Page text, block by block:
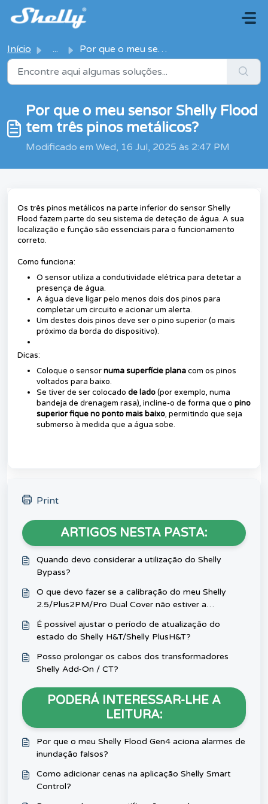
Avançar para o conteúdo principal
Início ... Por que o meu sensor Shelly Flood tem três pinos metálicos?
Por que o meu sensor Shelly Flood
tem três pinos metálicos?
Modificado em Wed, 16 Jul, 2025 às 2:47 PM
Os três pinos metálicos na parte inferior do sensor Shelly
Flood fazem parte do seu sistema de deteção de água. A sua
localização e função são essenciais para o funcionamento
correto.
Como funciona:
O sensor utiliza a condutividade elétrica para detetar a
presença de água.
A água deve ligar pelo menos dois dos pinos para
completar um circuito e acionar um alerta.
Um destes dois pinos deve ser o pino superior (o mais
próximo da borda do dispositivo).
Dicas:
Coloque o sensornuma superfície planacom os pinos
voltados para baixo.
Se tiver de ser colocado de lado(por exemplo, numa
bandeja de drenagem rasa), incline-o de forma que o pino
superior fique no ponto mais baixo, permitindo que seja
submerso à medida que a água sobe.
Print
ARTIGOS NESTA PASTA:
Quando devo considerar a utilização do Shelly
Bypass?
O que devo fazer se a calibração do meu Shelly
2.5/Plus2PM/Pro Dual Cover não estiver a
É possível ajustar o período de atualização do
estado do Shelly H&T/Shelly PlusH&T?
Posso prolongar os cabos dos transformadores
Shelly Add-On / CT?
PODERÁ INTERESSAR-LHE A
LEITURA:
Por que o meu Shelly Flood Gen4 aciona alarmes de
inundação falsos?
Como adicionar cenas na aplicação Shelly Smart
Control?